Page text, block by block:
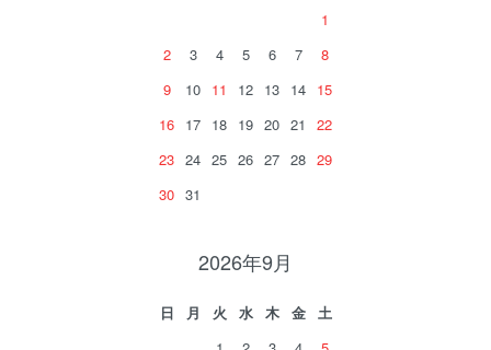
1
2
3 4 5 6 7
8
9
10 11 12 13 14 15
16 17 18 19 20 21
22
23 24 25 26 27 28 29
30 31
2026年9月
日 月 火 水 木 金
土